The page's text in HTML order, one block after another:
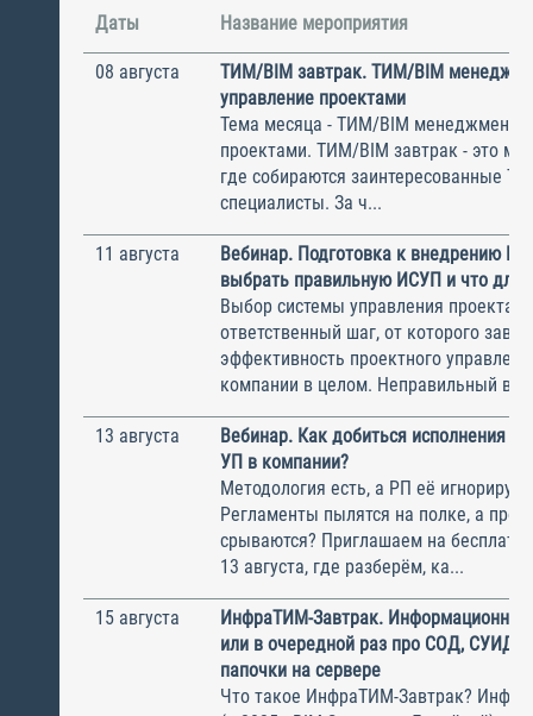
Даты Название мероприятия
08 августа
ТИМ/BIM завтрак. ТИМ/BIM
управление проектами
Тема месяца - ТИМ/BIM менеджмент и
проектами. ТИМ/BIM завтрак - это
где собираются заинтересованные
специалисты. За ч...
11 августа
Вебинар. Подготовка к внедрению
выбрать правильную ИСУП и что для
Выбор системы управления
ответственный шаг, от которого
эффективность проектного
компании в целом. Неправильный
13 августа
Вебинар. Как добиться исполнения
УП в компании?
Методология есть, а РП её
Регламенты пылятся на полке, а
срываются? Приглашаем на
13 августа, где разберём, ка...
15 августа
ИнфраТИМ-Завтрак.
или в очередной раз про СОД, СУИД и
папочки на сервере
Что такое ИнфраТИМ-Завтрак?